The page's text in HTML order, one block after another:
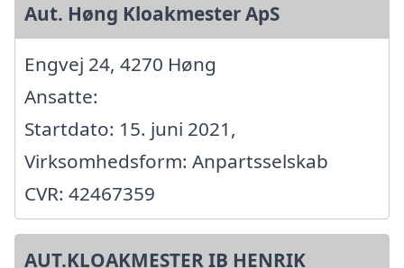
Aut. Høng Kloakmester ApS
Engvej 24, 4270 Høng
Ansatte:
Startdato: 15. juni 2021,
Virksomhedsform: Anpartsselskab
CVR: 42467359
AUT.KLOAKMESTER IB HENRIK